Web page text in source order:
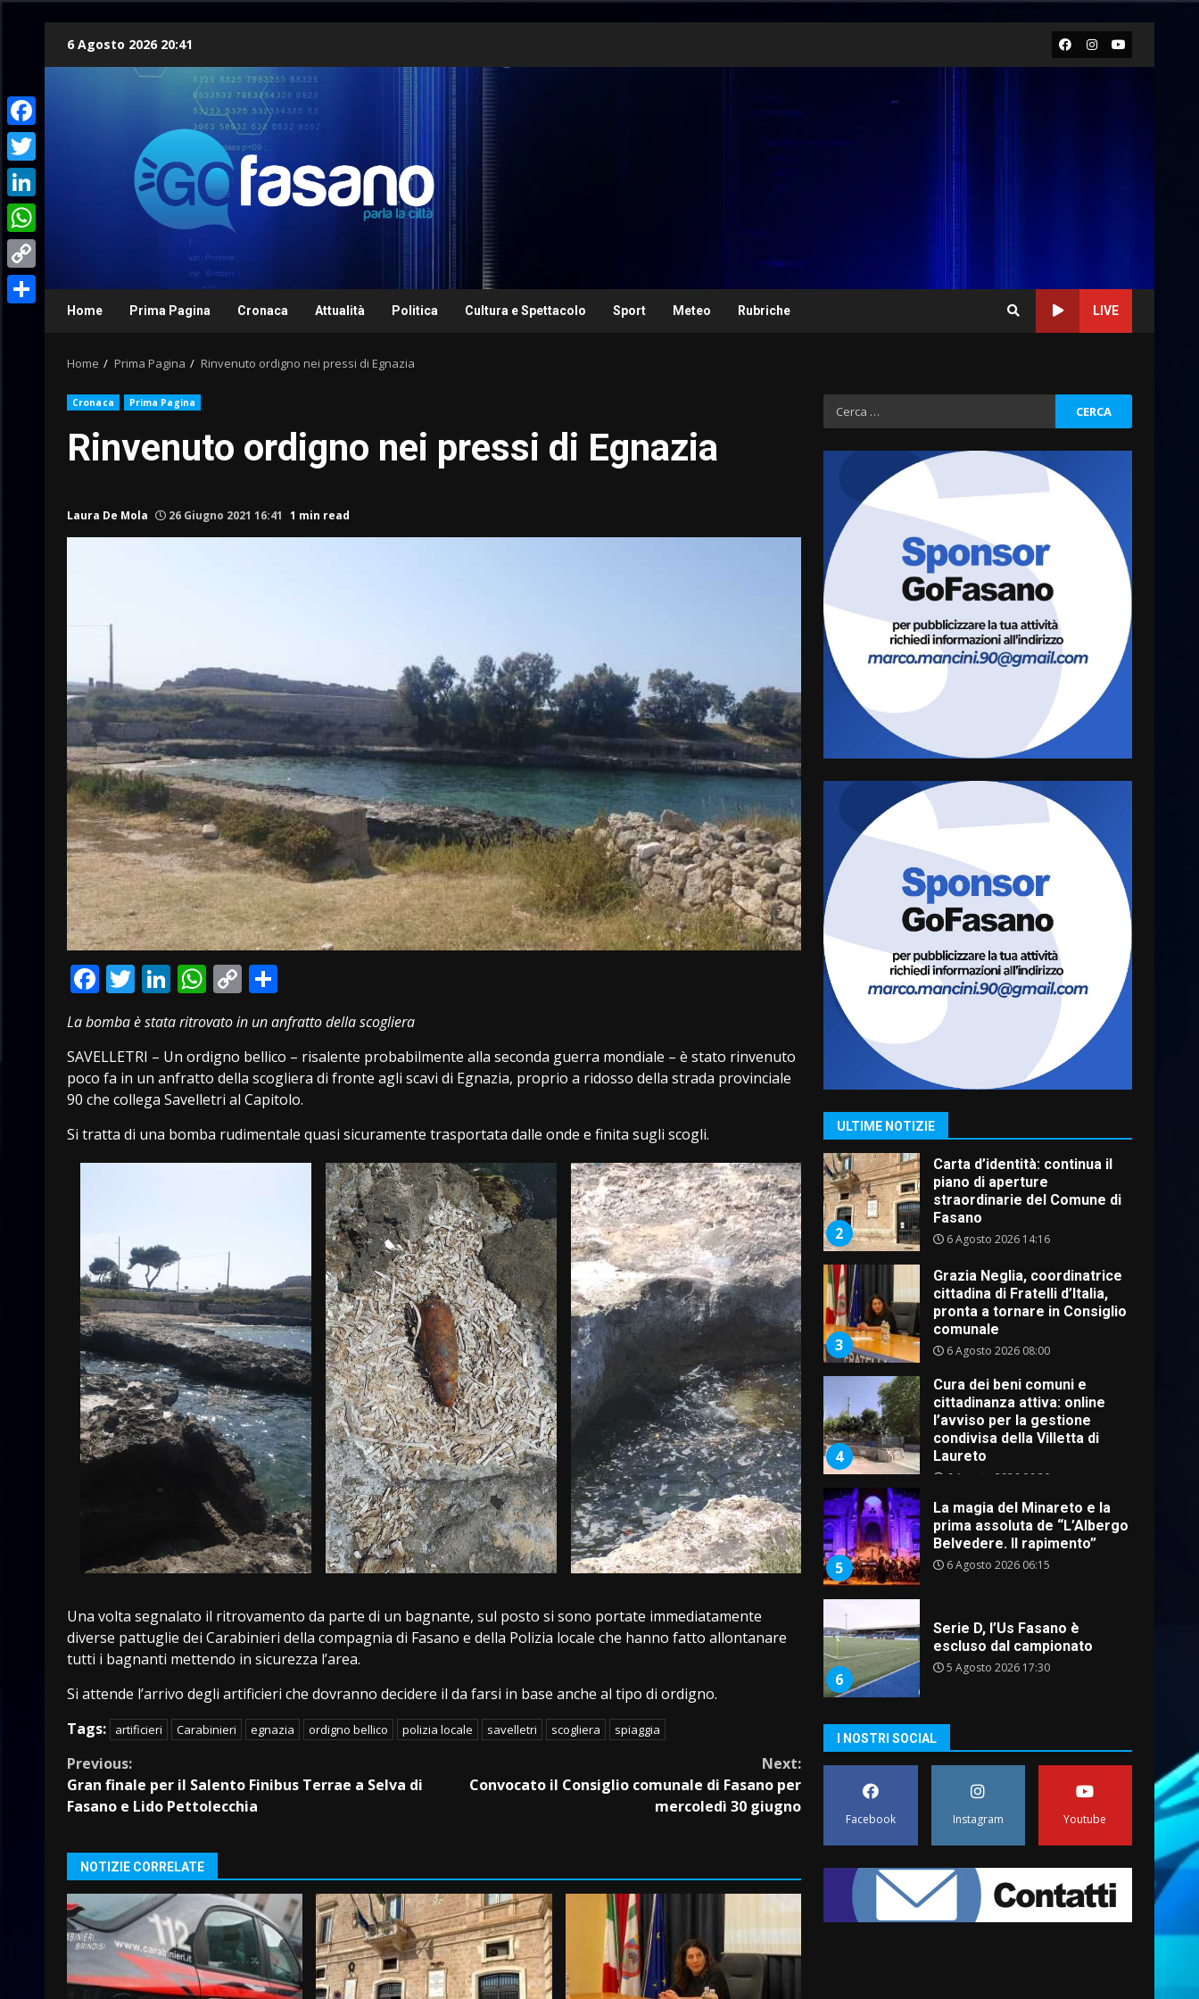
6 Agosto 2026 20:41 Facebook
Instagram
Youtube
Home Prima Pagina Cronaca Attualità Politica Cultura e Spettacolo Sport Meteo Rubriche LIVE
Home Prima Pagina Rinvenuto ordigno nei pressi di Egnazia
Cronaca Prima Pagina
Rinvenuto ordigno nei pressi di Egnazia
Laura De Mola 26 Giugno 2021 16:41 1 min read
Facebook
Twitter
LinkedIn
WhatsApp
Copy
Link
La bomba è stata ritrovato in un anfratto della scogliera
SAVELLETRI – Un ordigno bellico – risalente probabilmente alla seconda guerra mondiale – è stato rinvenuto
poco fa in un anfratto della scogliera di fronte agli scavi di Egnazia, proprio a ridosso della strada provinciale
90 che collega Savelletri al Capitolo.
Si tratta di una bomba rudimentale quasi sicuramente trasportata dalle onde e finita sugli scogli.
Una volta segnalato il ritrovamento da parte di un bagnante, sul posto si sono portate immediatamente
diverse pattuglie dei Carabinieri della compagnia di Fasano e della Polizia locale che hanno fatto allontanare
tutti i bagnanti mettendo in sicurezza l’area.
Si attende l’arrivo degli artificieri che dovranno decidere il da farsi in base anche al tipo di ordigno.
Tags:
artificieri Carabinieri egnazia ordigno bellico polizia locale savelletri scogliera spiaggia
Continue
Reading
Previous:
Gran finale per il Salento Finibus Terrae a Selva di
Fasano e Lido Pettolecchia
Next:
Convocato il Consiglio comunale di Fasano per
mercoledì 30 giugno
NOTIZIE CORRELATE
Ricerca
per:
ULTIME NOTIZIE
3
Grazia Neglia, coordinatrice
cittadina di Fratelli d’Italia,
pronta a tornare in Consiglio
comunale
6 Agosto 2026 08:00
4
Cura dei beni comuni e
cittadinanza attiva: online
l’avviso per la gestione
condivisa della Villetta di
Laureto
6 Agosto 2026 06:20
La magia del Minareto e la
prima assoluta de “L’Albergo
Belvedere. Il rapimento”
6
Serie D, l’Us Fasano è
escluso dal campionato
5 Agosto 2026 17:30
7
Truffatori in azione nelle
frazioni fasanesi
5 Agosto 2026 11:03
Fasanese ferito a colpi di
arma da fuoco
6 Agosto 2026 18:13
2
piano di aperture
straordinarie del Comune di
Fasano
6 Agosto 2026 14:16
3
cittadina di Fratelli d’Italia,
pronta a tornare in Consiglio
comunale
6 Agosto 2026 08:00
4
cittadinanza attiva: online
l’avviso per la gestione
condivisa della Villetta di
Laureto
6 Agosto 2026 06:20
5
prima assoluta de “L’Albergo
Belvedere. Il rapimento”
6 Agosto 2026 06:15
6
escluso dal campionato
5 Agosto 2026 17:30
Truffatori in azione nelle
frazioni fasanesi
5 Agosto 2026 11:03
6 Agosto 2026 18:13
I NOSTRI SOCIAL
Facebook Instagram Youtube
Facebook
Twitter
LinkedIn
WhatsApp
Copy